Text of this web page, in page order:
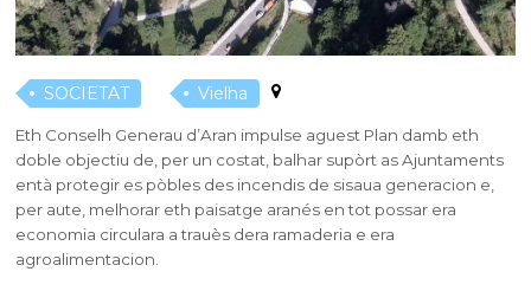
SOCIETAT Vielha
Eth Conselh Generau d’Aran impulse aguest Plan damb eth
doble objectiu de, per un costat, balhar supòrt as Ajuntaments
entà protegir es pòbles des incendis de sisaua generacion e,
per aute, melhorar eth paisatge aranés en tot possar era
economia circulara a trauès dera ramaderia e era
agroalimentacion.